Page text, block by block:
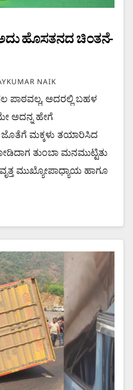
ಹೊಸತನದ ಚಿಂತನೆ-
NAIK
ಪಾಠವಲ್ಲ, ಅದರಲ್ಲಿ ಬಹಳ
ಅದನ್ನ ಹೇಗೆ
ಜೊತೆಗೆ ಮಕ್ಕಳು ತಯಾರಿಸಿದ
ತುಂಬಾ ಮನಮುಟ್ಟಿತು
ಮುಖ್ಯೋಪಾಧ್ಯಾಯ ಹಾಗೂ